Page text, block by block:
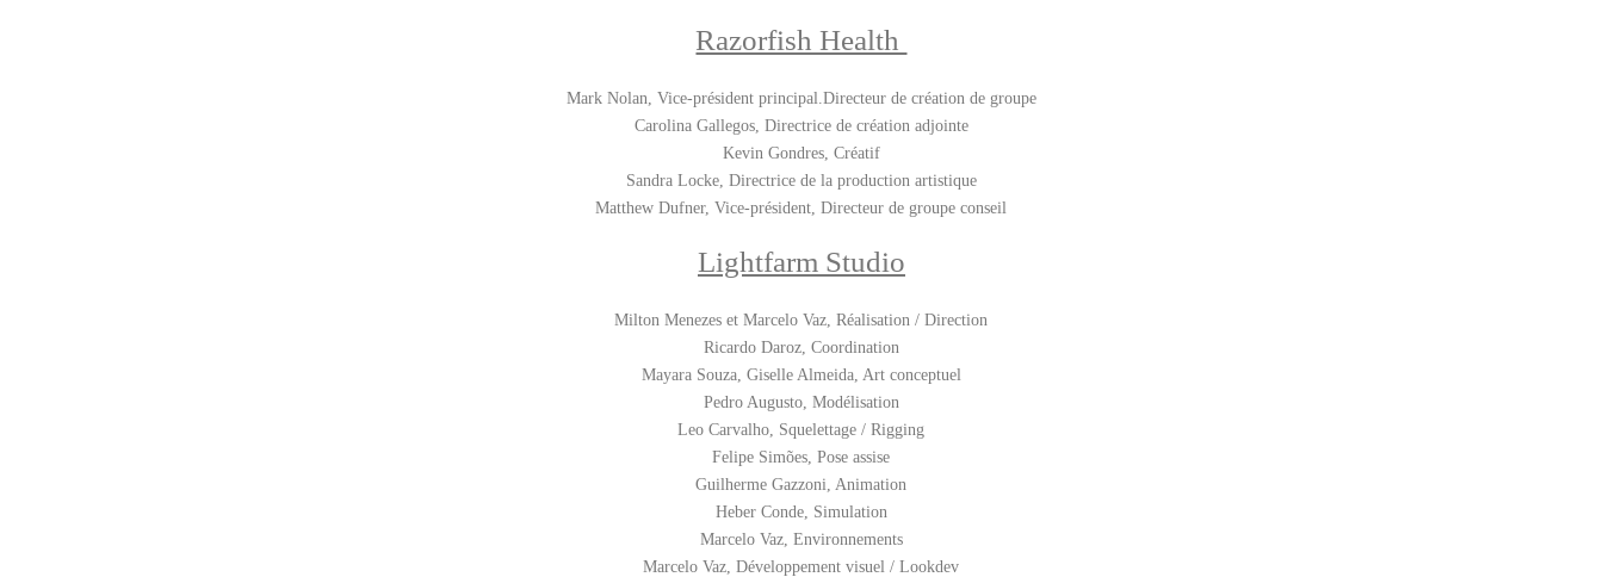
Razorfish Health
Mark Nolan, Vice-président principal.Directeur de création de groupe
Carolina Gallegos, Directrice de création adjointe
Kevin Gondres, Créatif
Sandra Locke, Directrice de la production artistique
Matthew Dufner, Vice-président, Directeur de groupe conseil
Lightfarm Studio
Milton Menezes et Marcelo Vaz, Réalisation / Direction
Ricardo Daroz, Coordination
Mayara Souza, Giselle Almeida, Art conceptuel
Pedro Augusto, Modélisation
Leo Carvalho, Squelettage / Rigging
Felipe Simões, Pose assise
Guilherme Gazzoni, Animation
Heber Conde, Simulation
Marcelo Vaz, Environnements
Marcelo Vaz, Développement visuel / Lookdev